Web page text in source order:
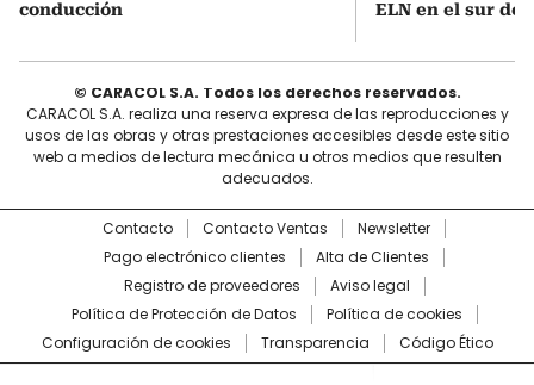
conducción
ELN en el sur de
© CARACOL S.A. Todos los derechos reservados.
CARACOL S.A. realiza una reserva expresa de las reproducciones y
usos de las obras y otras prestaciones accesibles desde este sitio
web a medios de lectura mecánica u otros medios que resulten
adecuados.
Contacto Contacto Ventas
Newsletter
Pago electrónico clientes
Alta de Clientes
Registro de proveedores
Aviso legal
Política de Protección de Datos
Política de cookies
Configuración de cookies
Transparencia Código Ético